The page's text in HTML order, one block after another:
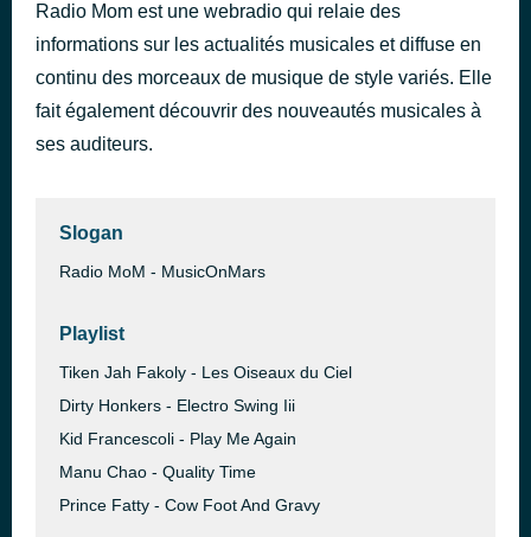
Radio Mom est une webradio qui relaie des
informations sur les actualités musicales et diffuse en
continu des morceaux de musique de style variés. Elle
fait également découvrir des nouveautés musicales à
ses auditeurs.
Slogan
Radio MoM - MusicOnMars
Playlist
Tiken Jah Fakoly - Les Oiseaux du Ciel
Dirty Honkers - Electro Swing Iii
Kid Francescoli - Play Me Again
Manu Chao - Quality Time
Prince Fatty - Cow Foot And Gravy